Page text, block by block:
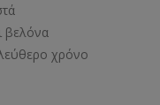
βελόνα
χρόνο